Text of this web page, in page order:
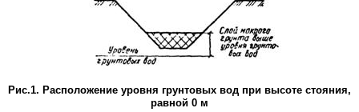
Рис.1. Расположение уровня грунтовых вод при высоте стояния,
равной 0 м